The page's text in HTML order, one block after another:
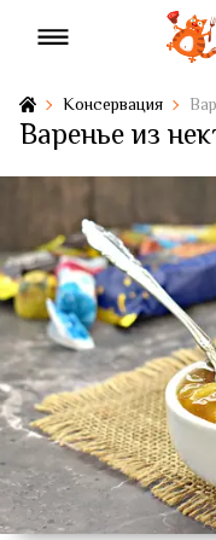
Консервация
Варенье из